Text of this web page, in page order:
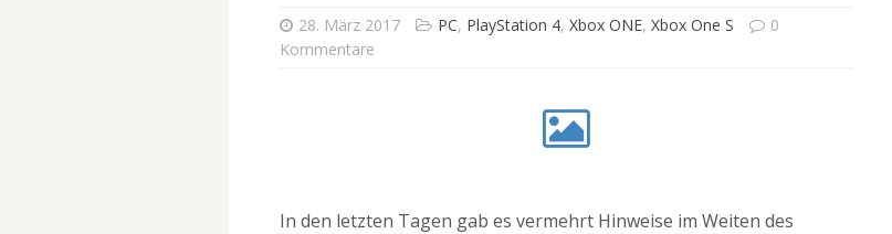
28. März 2017 PC, PlayStation 4, Xbox ONE, Xbox One S
0
Kommentare
In den letzten Tagen gab es vermehrt Hinweise im Weiten des